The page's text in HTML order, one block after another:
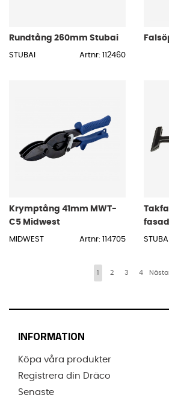
Rundtång 260mm Stubai
STUBAI Artnr: 112460
Krymptång 41mm MWT-
C5 Midwest
MIDWEST Artnr: 114705 STUBAI
1 2 3 4 Nästa
INFORMATION
Köpa våra produkter
Registrera din Dräco
Senaste